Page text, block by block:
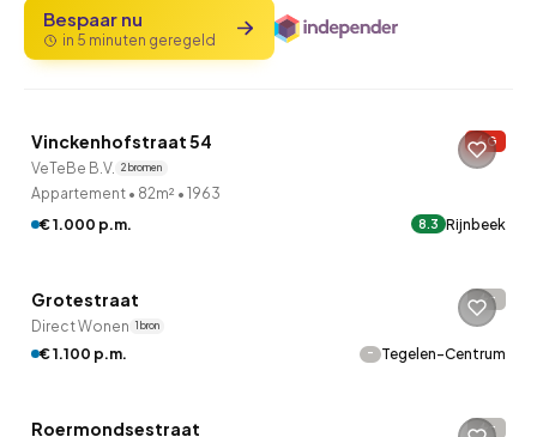
Bespaar nu
in 5 minuten geregeld
Vinckenhofstraat 54 G
VeTeBe B.V. 2 bronnen
Appartement • 82m² • 1963
€ 1.000 p.m.
8.3 Rijnbeek
Betaald reageren
Grotestraat -
Direct Wonen 1 bron
€ 1.100 p.m. - Tegelen-Centrum
Betaald reageren
Roermondsestraat -